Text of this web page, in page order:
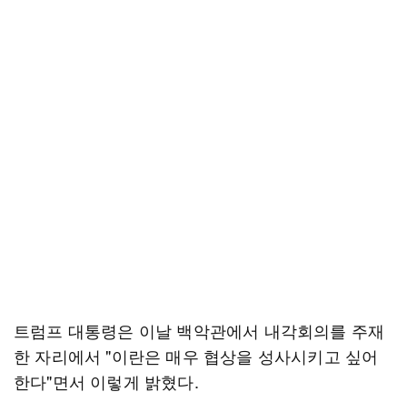
트럼프 대통령은 이날 백악관에서 내각회의를 주재
한 자리에서 "이란은 매우 협상을 성사시키고 싶어
한다"면서 이렇게 밝혔다.